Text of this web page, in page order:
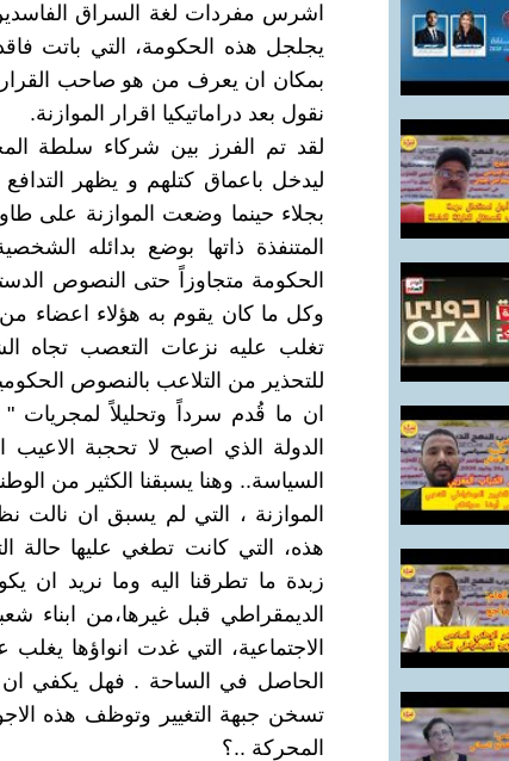
اشرس مفردات لغة السراق
يجلجل هذه الحكومة، التي باتت
بمكان ان يعرف من هو صاحب القرار
نقول بعد دراماتيكيا اقرار الموازنة.
لقد تم الفرز بين شركاء سلطة
ليدخل باعماق كتلهم و يظهر
بجلاء حينما وضعت الموازنة على
المتنفذة ذاتها بوضع بدائله
الحكومة متجاوزاً حتى النصوص
وكل ما كان يقوم به هؤلاء اعضاء من
تغلب عليه نزعات التعصب تجاه
للتحذير من التلاعب بالنصوص
ان ما قُدم سرداً وتحليلاً لمجريات
الدولة الذي اصبح لا تحجبة الاعيب
السياسة.. وهنا يسبقنا الكثير من
الموازنة ، التي لم يسبق ان نالت
هذه، التي كانت تطغي عليها حالة
زبدة ما تطرقنا اليه وما نريد ان
الديمقراطي قبل غيرها،من ابناء
الاجتماعية، التي غدت انواؤها
الحاصل في الساحة . فهل يكفي ان
تسخن جبهة التغيير وتوظف هذه
المحركة ..؟